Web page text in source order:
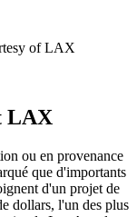
of LAX
LAX
ou en provenance
que d'importants
d'un projet de
dollars, l'un des plus